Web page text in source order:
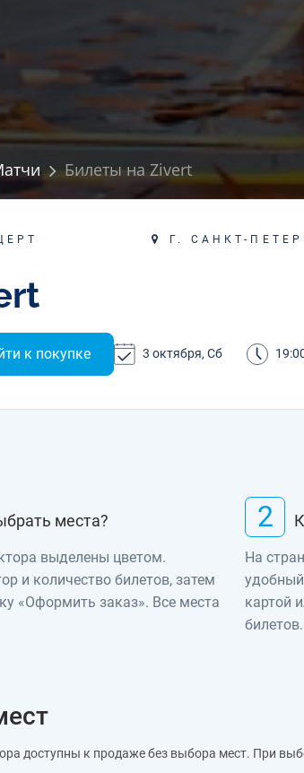
Билеты на Zivert
Г. САНКТ-
к покупке 3 октября, Сб
места?
выделены цветом.
и количество билетов, затем
«Оформить заказ». Все места
2
На
картой
билетов.
доступны к продаже без выбора мест. При